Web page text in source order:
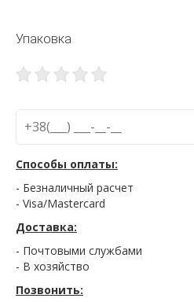
Упаковка
Способы оплаты:
- Безналичный расчет
- Visa/Mastercard
Доставка:
- Почтовыми службами
- В хозяйство
Позвонить: